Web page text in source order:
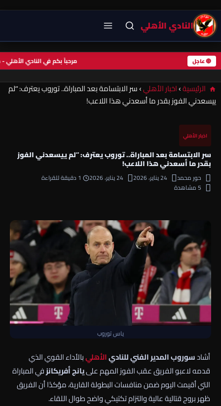
النادي الأهلي
🔴 عاجل مرحباً بكم في النادي
الرئيسية›اخبار الأهلي›سر الابتسامة بعد المباراة.. توروب يعترف: “لم
ييسعدني الفوز بقدر ما أسعدني هذا اللاعب!
اخبار الأهلي
سر الابتسامة بعد المباراة.. توروب يعترف: “لم ييسعدني الفوز
بقدر ما أسعدني هذا اللاعب!
حور محمد 24 يناير، 2026 24 يناير، 2026
1 دقيقة للقراءة
5 مشاهدة
ياس توروب
أشادسوروب المدير الفني للناديالأهليبالأداء القوي الذي
قدمه لاعبو الفريق عقب الفوز المهم علىيانج أفريكانزفي المباراة
التي أقيمت اليوم ضمن منافسات البطولة القارية، مؤكدًا أن الفريق
ظهر بروح قتالية عالية والتزام تكتيكي واضح طوال اللقاء.